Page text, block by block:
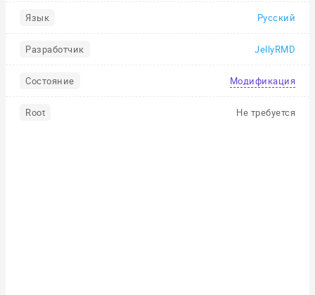
Язык Русский
Разработчик JellyRMD
Состояние Модификация
Root Не требуется